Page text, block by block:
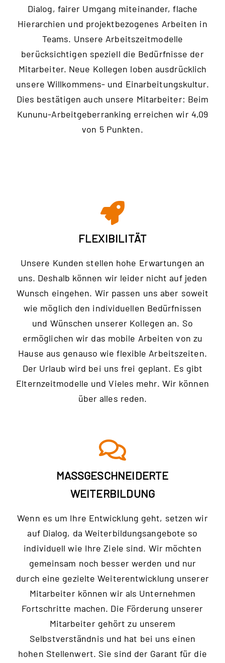
Dialog, fairer Umgang miteinander, flache
Hierarchien und projektbezogenes Arbeiten in
Teams. Unsere Arbeitszeitmodelle
berücksichtigen speziell die Bedürfnisse der
Mitarbeiter. Neue Kollegen loben ausdrücklich
unsere Willkommens- und Einarbeitungskultur.
Dies bestätigen auch unsere Mitarbeiter: Beim
Kununu-Arbeitgeberranking erreichen wir 4,09
von 5 Punkten.
FLEXIBILITÄT
Unsere Kunden stellen hohe Erwartungen an
uns. Deshalb können wir leider nicht auf jeden
Wunsch eingehen. Wir passen uns aber soweit
wie möglich den individuellen Bedürfnissen
und Wünschen unserer Kollegen an. So
ermöglichen wir das mobile Arbeiten von zu
Hause aus genauso wie flexible Arbeitszeiten.
Der Urlaub wird bei uns frei geplant. Es gibt
Elternzeitmodelle und Vieles mehr. Wir können
über alles reden.
MASSGESCHNEIDERTE W
EITERBILDUNG
Wenn es um Ihre Entwicklung geht, setzen wir
auf Dialog, da Weiterbildungsangebote so
individuell wie Ihre Ziele sind. Wir möchten
gemeinsam noch besser werden und nur
durch eine gezielte Weiterentwicklung unserer
Mitarbeiter können wir als Unternehmen
Fortschritte machen. Die Förderung unserer
Mitarbeiter gehört zu unserem
Selbstverständnis und hat bei uns einen
hohen Stellenwert. Sie sind der Garant für die